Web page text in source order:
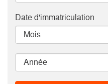
Date d'immatriculation